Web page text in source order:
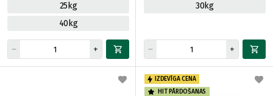
25kg
40kg
30kg
IZDEVĪGA CENA
HIT PĀRDOŠANAS